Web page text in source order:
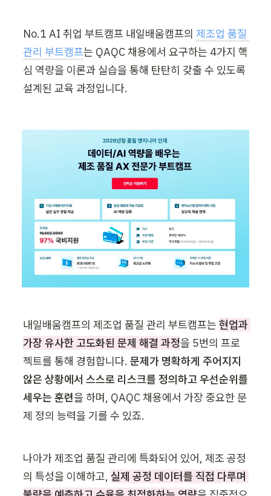
No.1 AI 취업 부트캠프 내일배움캠프의 제조업 품질
관리 부트캠프는 QAQC 채용에서 요구하는 4가지 핵
심 역량을 이론과 실습을 통해 탄탄히 갖출 수 있도록
설계된 교육 과정입니다.
내일배움캠프의 제조업 품질 관리 부트캠프는 현업과
가장 유사한 고도화된 문제 해결 과정을 5번의 프로
젝트를 통해 경험합니다. 문제가 명확하게 주어지지
않은 상황에서 스스로 리스크를 정의하고 우선순위를
세우는 훈련을 하며, QAQC 채용에서 가장 중요한 문
제 정의 능력을 기를 수 있죠.
나아가 제조업 품질 관리에 특화되어 있어, 제조 공정
의 특성을 이해하고, 실제 공정 데이터를 직접 다루며